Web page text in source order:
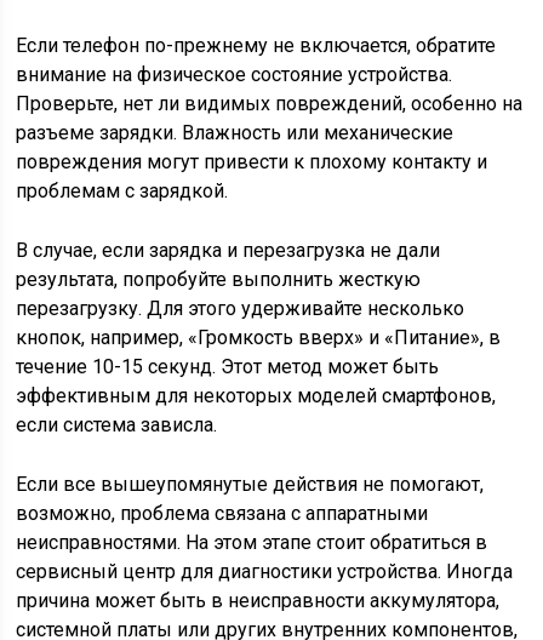
Если телефон по-прежнему не включается, обратите
внимание на физическое состояние устройства.
Проверьте, нет ли видимых повреждений, особенно на
разъеме зарядки. Влажность или механические
повреждения могут привести к плохому контакту и
проблемам с зарядкой.
В случае, если зарядка и перезагрузка не дали
результата, попробуйте выполнить жесткую
перезагрузку. Для этого удерживайте несколько
кнопок, например, «Громкость вверх» и «Питание», в
течение 10-15 секунд. Этот метод может быть
эффективным для некоторых моделей смартфонов,
если система зависла.
Если все вышеупомянутые действия не помогают,
возможно, проблема связана с аппаратными
неисправностями. На этом этапе стоит обратиться в
сервисный центр для диагностики устройства. Иногда
причина может быть в неисправности аккумулятора,
системной платы или других внутренних компонентов,